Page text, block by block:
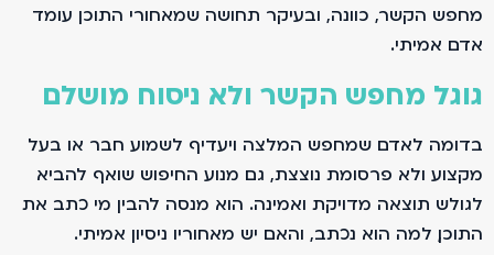
מחפש הקשר, כוונה, ובעיקר תחושה שמאחורי התוכן עומד
אדם אמיתי.
גוגל מחפש הקשר ולא ניסוח מושלם
בדומה לאדם שמחפש המלצה ויעדיף לשמוע חבר או בעל
מקצוע ולא פרסומת נוצצת, גם מנוע החיפוש שואף להביא
לגולש תוצאה מדויקת ואמינה. הוא מנסה להבין מי כתב את
התוכן, למה הוא נכתב, והאם יש מאחוריו ניסיון אמיתי.